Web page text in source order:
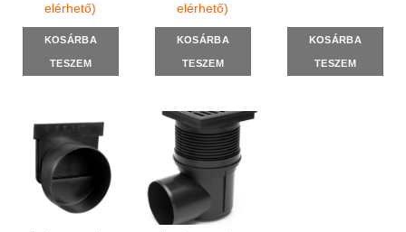
elérhető)
KOSÁRBA
TESZEM
elérhető)
KOSÁRBA
TESZEM
KOSÁRBA
TESZEM